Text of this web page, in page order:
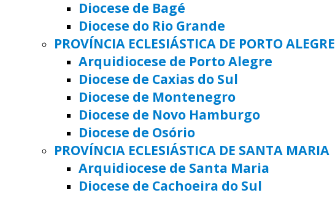
Diocese de Bagé
Diocese do Rio Grande
PROVÍNCIA ECLESIÁSTICA DE PORTO ALEGRE
Arquidiocese de Porto Alegre
Diocese de Caxias do Sul
Diocese de Montenegro
Diocese de Novo Hamburgo
Diocese de Osório
PROVÍNCIA ECLESIÁSTICA DE SANTA MARIA
Arquidiocese de Santa Maria
Diocese de Cachoeira do Sul